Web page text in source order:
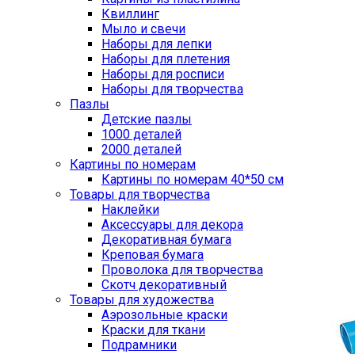
Квиллинг
Мыло и свечи
Наборы для лепки
Наборы для плетения
Наборы для росписи
Наборы для творчества
Пазлы
Детские пазлы
1000 деталей
2000 деталей
Картины по номерам
Картины по номерам 40*50 см
Товары для творчества
Наклейки
Аксессуары для декора
Декоративная бумага
Креповая бумага
Проволока для творчества
Скотч декоративный
Товары для художества
Аэрозольные краски
Краски для ткани
Подрамники